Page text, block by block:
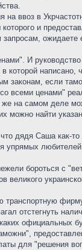
ввоз в
и
ожидаете
И
написано,
законам, если
всеми ценами"
на самом деле
можно найти
дядя Саша как-
упрямых
бороться с
транспортную
отстегнуть
официальных
для "решения